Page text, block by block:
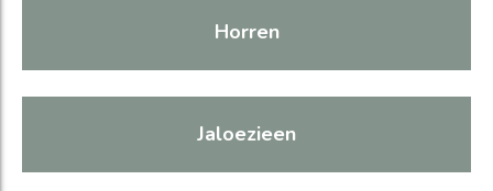
Horren
Jaloezieen